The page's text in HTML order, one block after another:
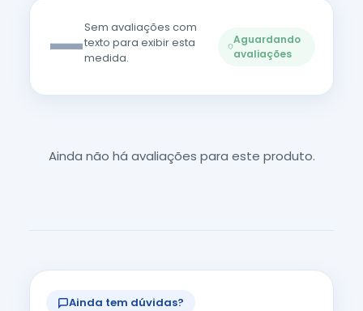
—Sem avaliações com
texto para exibir esta
medida.
Aguardando
avaliações
Ainda não há avaliações para este produto.
Ainda tem dúvidas?